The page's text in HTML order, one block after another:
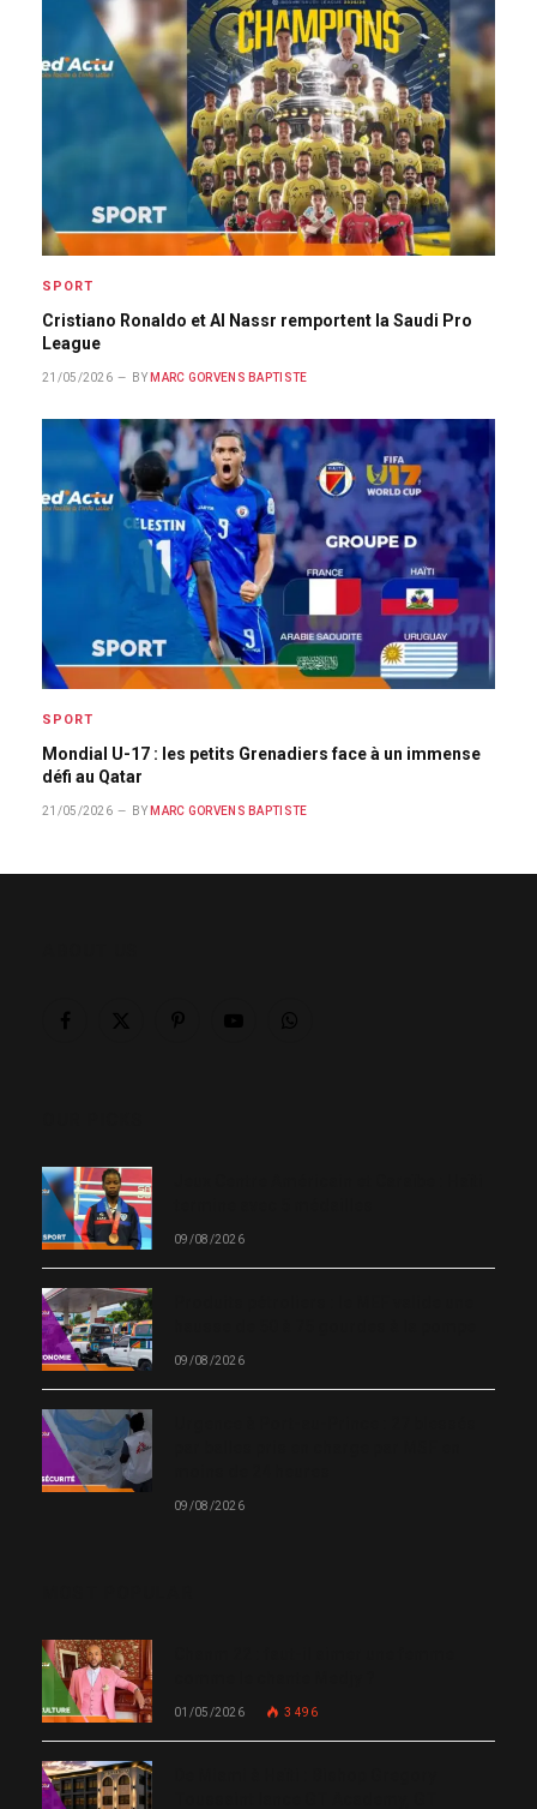
SPORT
Cristiano Ronaldo et Al Nassr remportent la Saudi Pro
League
21/05/2026 BY MARC GORVENS BAPTISTE
SPORT
Mondial U-17 : les petits Grenadiers face à un immense
défi au Qatar
21/05/2026 BY MARC GORVENS BAPTISTE
09/08/2026
09/08/2026
09/08/2026
01/05/2026 3 496